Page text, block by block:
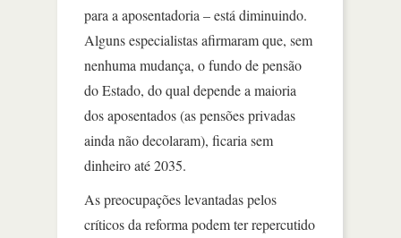
para a aposentadoria – está diminuindo.
Alguns especialistas afirmaram que, sem
nenhuma mudança, o fundo de pensão
do Estado, do qual depende a maioria
dos aposentados (as pensões privadas
ainda não decolaram), ficaria sem
dinheiro até 2035.
As preocupações levantadas pelos
críticos da reforma podem ter repercutido